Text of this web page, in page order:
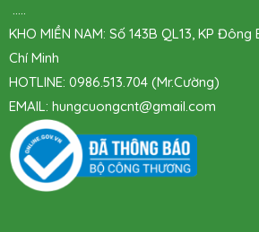
.....
KHO MIỀN NAM: Số 143B QL13, KP
Chí Minh
HOTLINE: 0986.513.704 (Mr.Cường)
EMAIL: hungcuongcnt@gmail.com